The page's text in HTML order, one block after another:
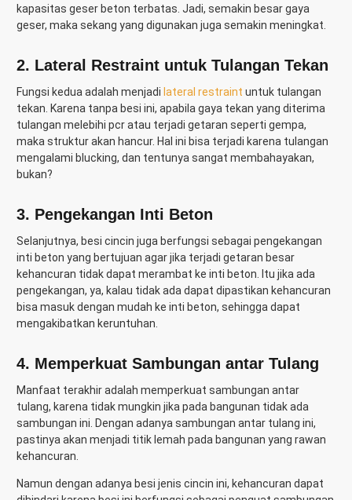
kapasitas geser beton terbatas. Jadi, semakin besar gaya
geser, maka sekang yang digunakan juga semakin meningkat.
2. Lateral Restraint untuk Tulangan Tekan
Fungsi kedua adalah menjadi lateral restraint untuk tulangan
tekan. Karena tanpa besi ini, apabila gaya tekan yang diterima
tulangan melebihi pcr atau terjadi getaran seperti gempa,
maka struktur akan hancur. Hal ini bisa terjadi karena tulangan
mengalami blucking, dan tentunya sangat membahayakan,
bukan?
3. Pengekangan Inti Beton
Selanjutnya, besi cincin juga berfungsi sebagai pengekangan
inti beton yang bertujuan agar jika terjadi getaran besar
kehancuran tidak dapat merambat ke inti beton. Itu jika ada
pengekangan, ya, kalau tidak ada dapat dipastikan kehancuran
bisa masuk dengan mudah ke inti beton, sehingga dapat
mengakibatkan keruntuhan.
4. Memperkuat Sambungan antar Tulang
Manfaat terakhir adalah memperkuat sambungan antar
tulang, karena tidak mungkin jika pada bangunan tidak ada
sambungan ini. Dengan adanya sambungan antar tulang ini,
pastinya akan menjadi titik lemah pada bangunan yang rawan
kehancuran.
Namun dengan adanya besi jenis cincin ini, kehancuran dapat